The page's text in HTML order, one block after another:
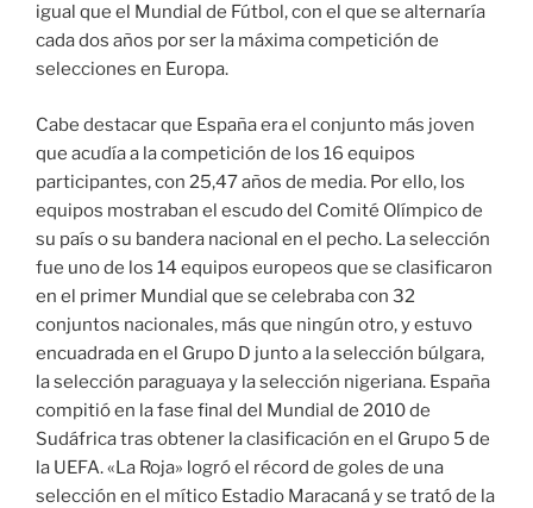
igual que el Mundial de Fútbol, con el que se alternaría
cada dos años por ser la máxima competición de
selecciones en Europa.
Cabe destacar que España era el conjunto más joven
que acudía a la competición de los 16 equipos
participantes, con 25,47 años de media. Por ello, los
equipos mostraban el escudo del Comité Olímpico de
su país o su bandera nacional en el pecho. La selección
fue uno de los 14 equipos europeos que se clasificaron
en el primer Mundial que se celebraba con 32
conjuntos nacionales, más que ningún otro, y estuvo
encuadrada en el Grupo D junto a la selección búlgara,
la selección paraguaya y la selección nigeriana. España
compitió en la fase final del Mundial de 2010 de
Sudáfrica tras obtener la clasificación en el Grupo 5 de
la UEFA. «La Roja» logró el récord de goles de una
selección en el mítico Estadio Maracaná y se trató de la